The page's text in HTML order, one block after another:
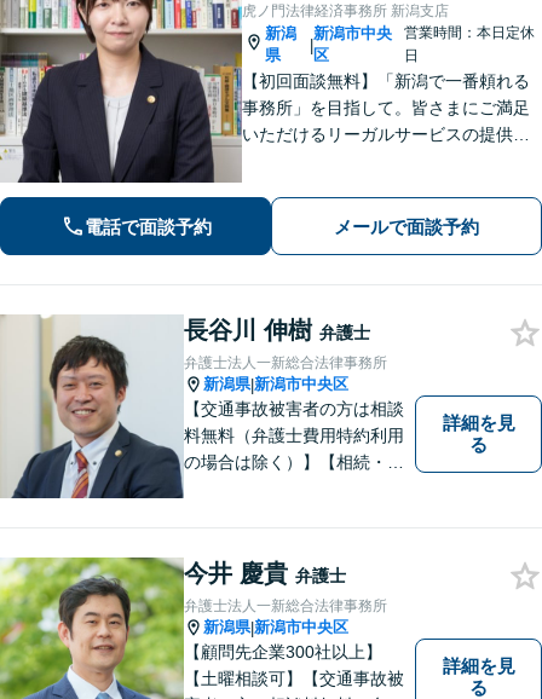
虎ノ門法律経済事務所 新潟支店
新潟
県
|
新潟市中央
区
営業時間：本日定休
日
【初回面談無料】「新潟で一番頼れる
事務所」を目指して。皆さまにご満足
いただけるリーガルサービスの提供を
／労働／インターネットなど、ご相談
ください【WEB面談対応】【女性弁護
電話で面談予約 メールで面談予約
長谷川 伸樹 弁護士
弁護士法人一新総合法律事務所
新潟県|新潟市中央区
【交通事故被害者の方は相談
料無料（弁護士費用特約利用
の場合は除く）】【相続・債
てお力になります
詳細を見
る
今井 慶貴 弁護士
弁護士法人一新総合法律事務所
新潟県|新潟市中央区
【顧問先企業300社以上】
【土曜相談可】【交通事故被
詳細を見
る